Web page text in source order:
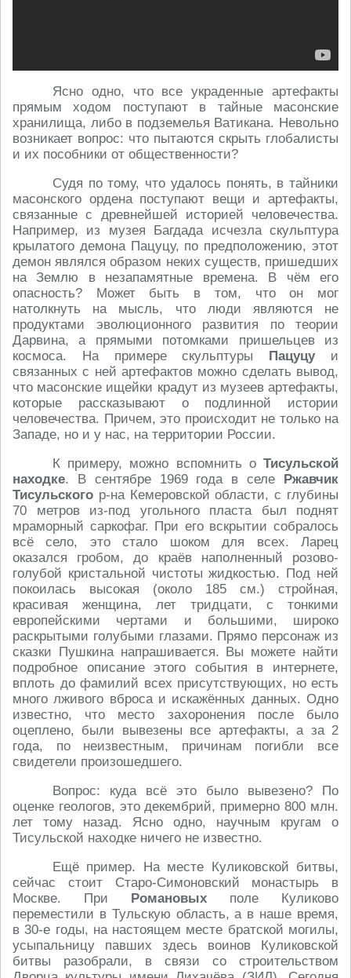
Ясно одно, что все украденные артефакты
прямым ходом поступают в тайные масонские
хранилища, либо в подземелья Ватикана. Невольно
возникает вопрос: что пытаются скрыть глобалисты
и их пособники от общественности?
Судя по тому, что удалось понять, в тайники
масонского ордена поступают вещи и артефакты,
связанные с древнейшей историей человечества.
Например, из музея Багдада исчезла скульптура
крылатого демона Пацуцу, по предположению, этот
демон являлся образом неких существ, пришедших
на Землю в незапамятные времена. В чём его
опасность? Может быть в том, что он мог
натолкнуть на мысль, что люди являются не
продуктами эволюционного развития по теории
Дарвина, а прямыми потомками пришельцев из
космоса. На примере скульптуры Пацуцуи
связанных с ней артефактов можно сделать вывод,
что масонские ищейки крадут из музеев артефакты,
которые рассказывают о подлинной истории
человечества. Причем, это происходит не только на
Западе, но и у нас, на территории России.
К примеру, можно вспомнить о Тисульской
находке. В сентябре 1969 года в селе Ржавчик
Тисульского р-на Кемеровской области, с глубины
70 метров из-под угольного пласта был поднят
мраморный саркофаг. При его вскрытии собралось
всё село, это стало шоком для всех. Ларец
оказался гробом, до краёв наполненный розово-
голубой кристальной чистоты жидкостью. Под ней
покоилась высокая (около 185 см.) стройная,
красивая женщина, лет тридцати, с тонкими
европейскими чертами и большими, широко
раскрытыми голубыми глазами. Прямо персонаж из
сказки Пушкина напрашивается. Вы можете найти
подробное описание этого события в интернете,
вплоть до фамилий всех присутствующих, но есть
много лживого вброса и искажённых данных. Одно
известно, что место захоронения после было
оцеплено, были вывезены все артефакты, а за 2
года, по неизвестным, причинам погибли все
свидетели произошедшего.
Вопрос: куда всё это было вывезено? По
оценке геологов, это декембрий, примерно 800 млн.
лет тому назад. Ясно одно, научным кругам о
Тисульской находке ничего не известно.
Ещё пример. На месте Куликовской битвы,
сейчас стоит Старо-Симоновский монастырь в
Москве. При Романовых поле Куликово
переместили в Тульскую область, а в наше время,
в 30-е годы, на настоящем месте братской могилы,
усыпальницу павших здесь воинов Куликовской
битвы разобрали, в связи со строительством